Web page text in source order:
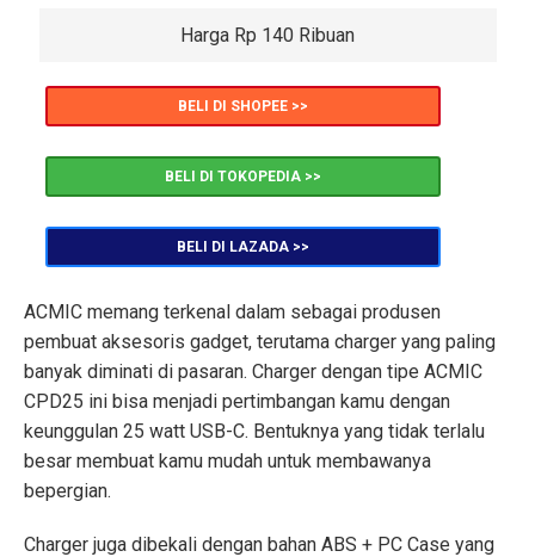
Harga Rp 140 Ribuan
BELI DI SHOPEE >>
BELI DI TOKOPEDIA >>
BELI DI LAZADA >>
ACMIC memang terkenal dalam sebagai produsen
pembuat aksesoris gadget, terutama charger yang paling
banyak diminati di pasaran. Charger dengan tipe ACMIC
CPD25 ini bisa menjadi pertimbangan kamu dengan
keunggulan 25 watt USB-C. Bentuknya yang tidak terlalu
besar membuat kamu mudah untuk membawanya
bepergian.
Charger juga dibekali dengan bahan ABS + PC Case yang